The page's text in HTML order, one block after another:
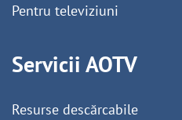
Pentru televiziuni
Servicii AOTV
Resurse descărcabile